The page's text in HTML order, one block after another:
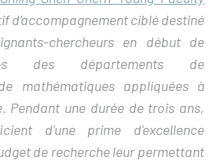
d’accompagnement ciblé destiné
chercheurs en début de
des départements de
mathématiques appliquées à
Pendant une durée de trois ans,
d'une prime d'excellence
de recherche leur permettant